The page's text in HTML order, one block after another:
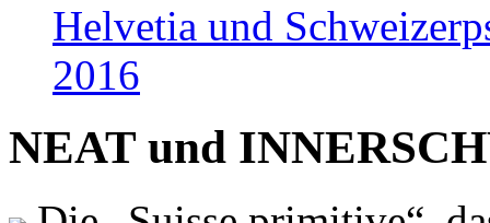
Helvetia und
2016
NEAT und